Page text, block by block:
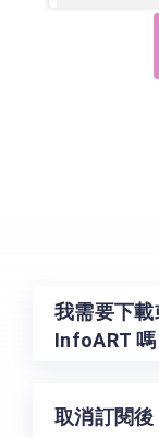
我需要下
InfoART 嗎
取消訂閱後